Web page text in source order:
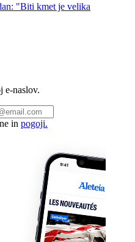
"Biti kmet je velika
e-naslov.
in pogoji.